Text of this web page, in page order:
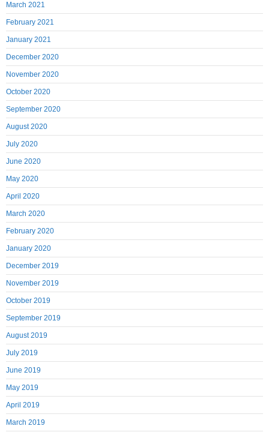
March 2021
February 2021
January 2021
December 2020
November 2020
October 2020
September 2020
August 2020
July 2020
June 2020
May 2020
April 2020
March 2020
February 2020
January 2020
December 2019
November 2019
October 2019
September 2019
August 2019
July 2019
June 2019
May 2019
April 2019
March 2019